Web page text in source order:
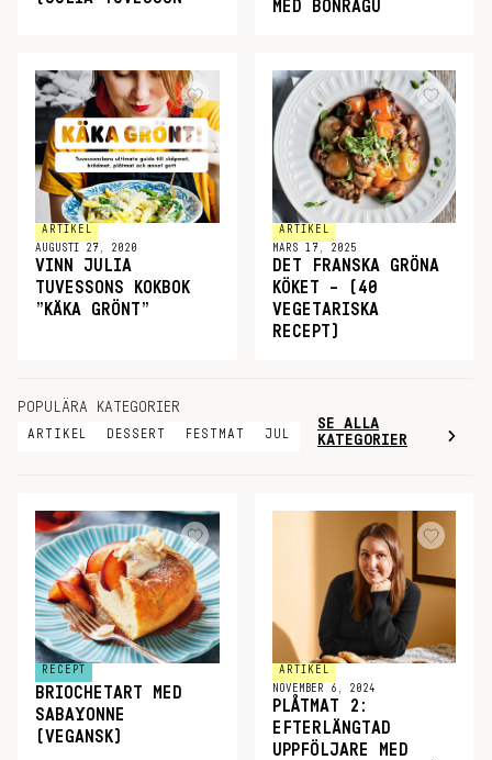
MED BÖNRAGU
ARTIKEL
AUGUSTI 27, 2020
VINN JULIA
TUVESSONS KOKBOK
”KÄKA GRÖNT”
ARTIKEL
MARS 17, 2025
DET FRANSKA GRÖNA
KÖKET – (40
VEGETARISKA
RECEPT)
POPULÄRA KATEGORIER
ARTIKEL DESSERT FESTMAT JUL
SE ALLA
KATEGORIER
RECEPT
BRIOCHETART MED
SABAYONNE
(VEGANSK)
ARTIKEL
NOVEMBER 6, 2024
PLÅTMAT 2:
EFTERLÄNGTAD
UPPFÖLJARE MED